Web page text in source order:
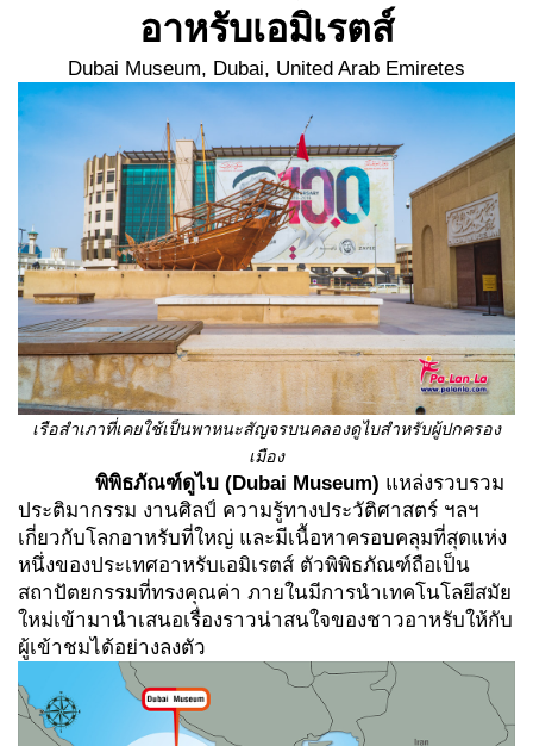
อาหรับเอมิเรตส์
Dubai Museum, Dubai, United Arab Emiretes
เรือสำเภาที่เคยใช้เป็นพาหนะสัญจรบนคลองดูไบสำหรับผู้ปกครอง
เมือง
พิพิธภัณฑ์ดูไบ (Dubai Museum) แหล่งรวบรวม
ประติมากรรม งานศิลป์ ความรู้ทางประวัติศาสตร์ ฯลฯ
เกี่ยวกับโลกอาหรับที่ใหญ่ และมีเนื้อหาครอบคลุมที่สุดแห่ง
หนึ่งของประเทศอาหรับเอมิเรตส์ ตัวพิพิธภัณฑ์ถือเป็น
สถาปัตยกรรมที่ทรงคุณค่า ภายในมีการนำเทคโนโลยีสมัย
ใหม่เข้ามานำเสนอเรื่องราวน่าสนใจของชาวอาหรับให้กับ
ผู้เข้าชมได้อย่างลงตัว